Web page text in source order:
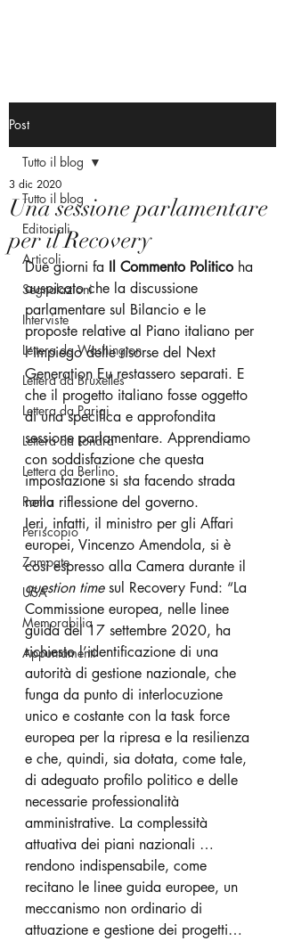
Post
Tutto il blog
Editoriali
Articoli
Segnalazioni
Interviste
Lettera da Washington
Lettera da Bruxelles
Lettera da Parigi
Lettera da Londra
Lettera da Berlino
Roma
Periscopio
Zampate
USA
Memorabilia
Appuntamenti
Tutto il blog
Una sessione parlamentare
per il Recovery
3 dic 2020
Due giorni fa Il Commento Politico ha
auspicato che la discussione
parlamentare sul Bilancio e le
proposte relative al Piano italiano per
l’impiego delle risorse del Next
Generation Eu restassero separati. E
che il progetto italiano fosse oggetto
di una specifica e approfondita
sessione parlamentare. Apprendiamo
con soddisfazione che questa
impostazione si sta facendo strada
nella riflessione del governo.
Ieri, infatti, il ministro per gli Affari
europei, Vincenzo Amendola, si è
così espresso alla Camera durante il
question time sul Recovery Fund: “La
Commissione europea, nelle linee
guida del 17 settembre 2020, ha
richiesto l’identificazione di una
autorità di gestione nazionale, che
funga da punto di interlocuzione
unico e costante con la task force
europea per la ripresa e la resilienza
e che, quindi, sia dotata, come tale,
di adeguato profilo politico e delle
necessarie professionalità
amministrative. La complessità
attuativa dei piani nazionali …
rendono indispensabile, come
recitano le linee guida europee, un
meccanismo non ordinario di
attuazione e gestione dei progetti…